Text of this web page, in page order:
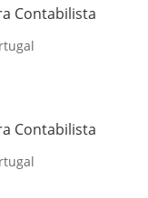
Contabilista
Contabilista